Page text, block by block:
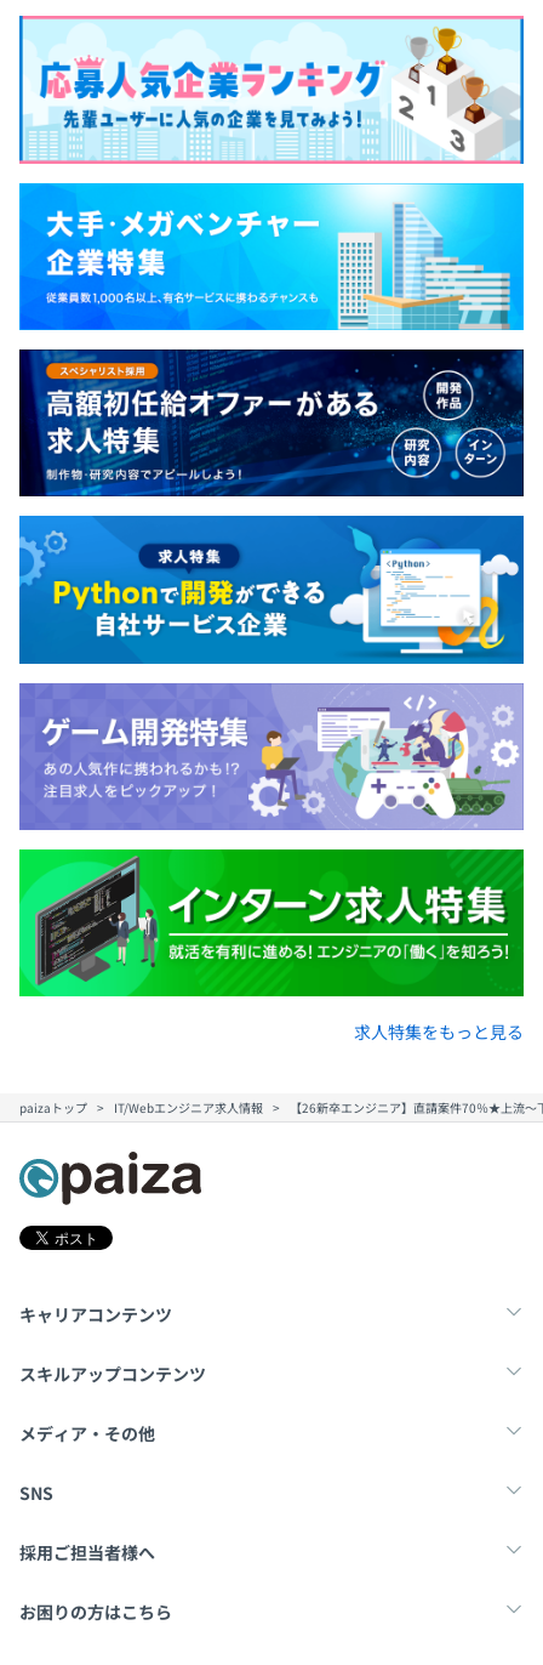
求人特集をもっと見る
paizaトップ IT/Webエンジニア求人情報 【26新卒エンジニア】直請案件70％★上流
キャリアコンテンツ
転職・キャリア
スキルアップコンテンツ
学習
メディア・その他
Tech Team Journal
SNS
X
採用ご担当者様へ
採用・教育をお考えの企業様へ
お困りの方はこちら